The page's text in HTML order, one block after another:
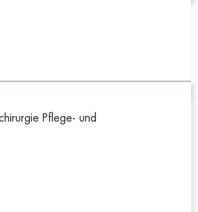
Pflege- und